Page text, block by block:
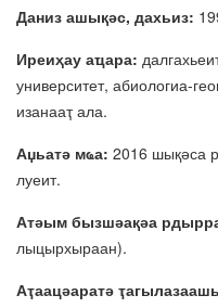
Даниз ашықәс, дахьиз:
Иреиҳау аҵара:
университет, абиологиа-
изанааҭ ала.
Аџьатә мҩа: 2016 шықәса
луеит.
Атәым бызшәақәа
лыцырхыраан).
Аҭаацәаратә